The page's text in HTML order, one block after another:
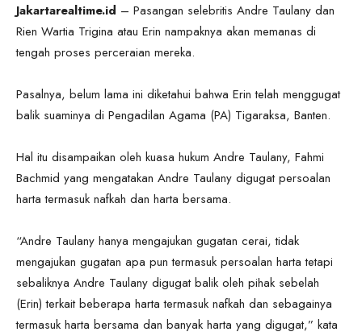
Jakartarealtime.id – Pasangan selebritis Andre Taulany dan
Rien Wartia Trigina atau Erin nampaknya akan memanas di
tengah proses perceraian mereka.
Pasalnya, belum lama ini diketahui bahwa Erin telah menggugat
balik suaminya di Pengadilan Agama (PA) Tigaraksa, Banten.
Hal itu disampaikan oleh kuasa hukum Andre Taulany, Fahmi
Bachmid yang mengatakan Andre Taulany digugat persoalan
harta termasuk nafkah dan harta bersama.
“Andre Taulany hanya mengajukan gugatan cerai, tidak
mengajukan gugatan apa pun termasuk persoalan harta tetapi
sebaliknya Andre Taulany digugat balik oleh pihak sebelah
(Erin) terkait beberapa harta termasuk nafkah dan sebagainya
termasuk harta bersama dan banyak harta yang digugat,” kata